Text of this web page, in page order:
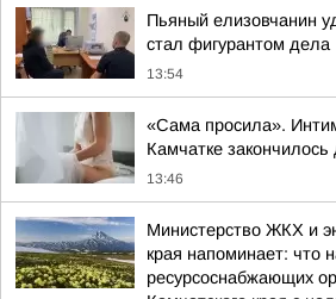
Пьяный елизовчанин
стал фигурантом дела
13:54
«Сама просила».
Камчатке
13:46
Министерство ЖКХ и
края напоминает: что
ресурсоснабжающих